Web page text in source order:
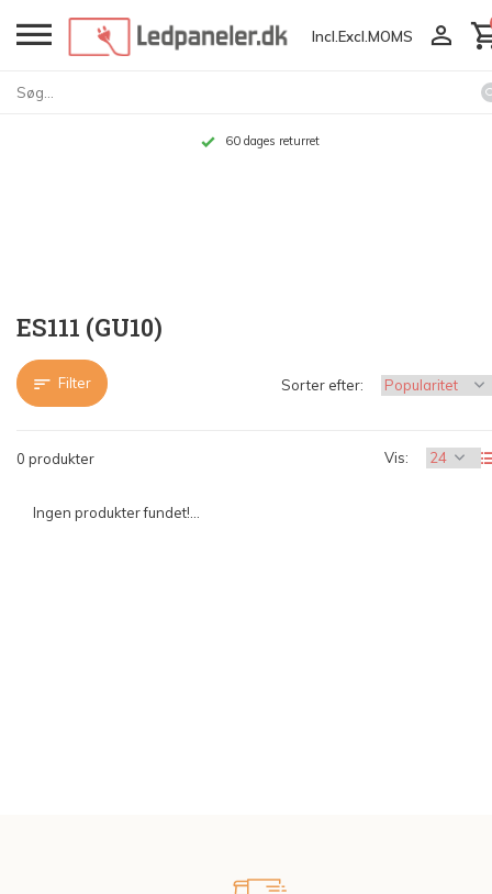
Incl. Excl. MOMS
60 dages returret
ES111 (GU10)
Filter
0 produkter Vis:
Sorter efter:
Ingen produkter fundet!...